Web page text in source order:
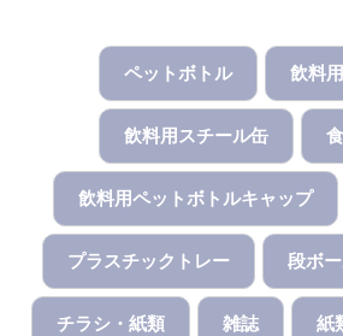
ペットボトル 飲料
飲料用スチール缶
飲料用ペットボトルキャップ
プラスチックトレー 段ボ
チラシ・紙類 雑誌 紙